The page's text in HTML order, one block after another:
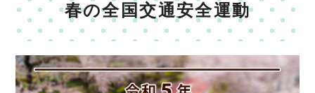
春の全国交通安全運動